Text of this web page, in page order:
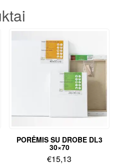
PORĖMIS SU DROBE DL3
30×70
€15,13